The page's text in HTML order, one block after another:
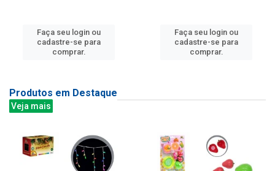
Faça seu login ou
cadastre-se para
comprar.
Faça seu login ou
cadastre-se para
comprar.
Produtos em Destaque
Veja mais